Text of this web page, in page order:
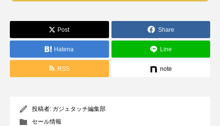
Post Share
Hatena Line
RSS note
投稿者: ガジェタッチ編集部
セール情報